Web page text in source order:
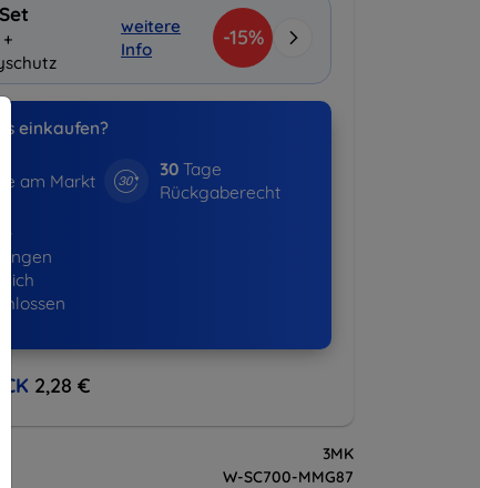
weitere
Info
-15%
einkaufen?
am Markt
30Tage
Rückgaberecht
2,28 €
3MK
W-SC700-MMG87